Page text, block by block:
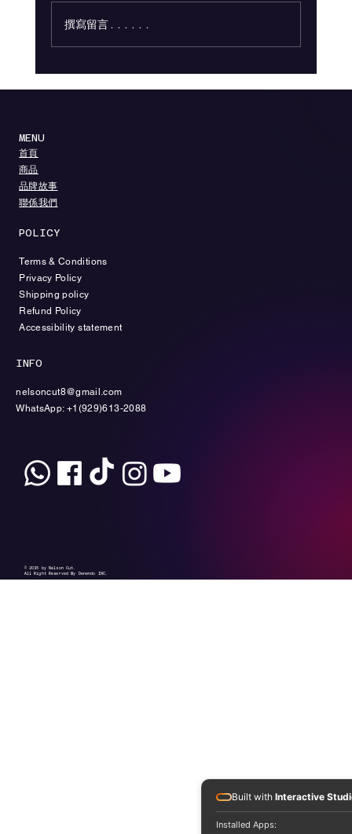
撰寫留言......
MENU
​首頁
​商品
​品牌故事
聯係我們
POLICY
Terms & Conditions
Privacy Policy
Shipping policy
Refund Policy
Accessibility statement
INFO
nelsoncut8@gmail.com
WhatsApp: +1(929)613-2088
© 2035 by Nelson Cut.
All Right Reserved By Denendo INC.
Built with Interactive
Installed Apps: